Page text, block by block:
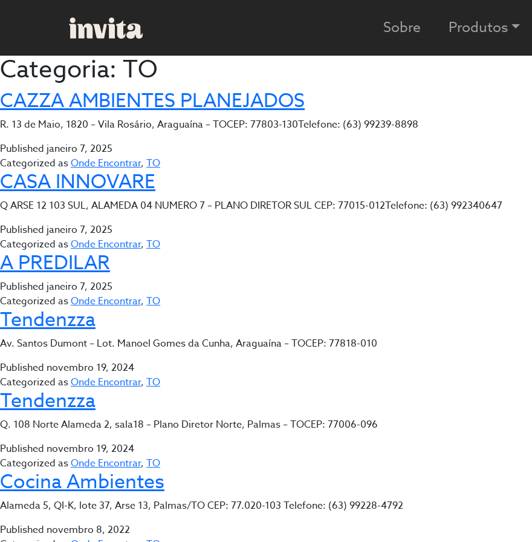
Sobre Produtos
Categoria: TO
CAZZA AMBIENTES PLANEJADOS
R. 13 de Maio, 1820 – Vila Rosário, Araguaína – TOCEP: 77803-130Telefone: (63) 99239-8898
Published janeiro 7, 2025
Categorized asOnde Encontrar, TO
CASA INNOVARE
Q ARSE 12 103 SUL, ALAMEDA 04 NUMERO 7 – PLANO DIRETOR SUL CEP: 77015-012Telefone: (63) 992340647
Published janeiro 7, 2025
Categorized asOnde Encontrar, TO
A PREDILAR
Published janeiro 7, 2025
Categorized asOnde Encontrar, TO
Tendenzza
Av. Santos Dumont – Lot. Manoel Gomes da Cunha, Araguaína – TOCEP: 77818-010
Published novembro 19, 2024
Categorized asOnde Encontrar, TO
Tendenzza
Q. 108 Norte Alameda 2, sala18 – Plano Diretor Norte, Palmas – TOCEP: 77006-096
Published novembro 19, 2024
Categorized asOnde Encontrar, TO
Cocina Ambientes
Alameda 5, QI-K, lote 37, Arse 13, Palmas/TO CEP: 77.020-103 Telefone: (63) 99228-4792
Published novembro 8, 2022